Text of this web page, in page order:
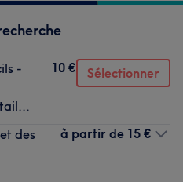
-
10 € Sélectionner
des
à partir de 15 €